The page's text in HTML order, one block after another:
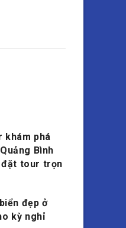
khám phá
Bình
đặt tour trọn
đẹp ở
kỳ nghỉ